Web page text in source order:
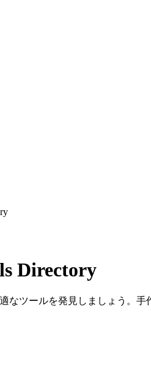
Directory
なツールを発見しましょう。